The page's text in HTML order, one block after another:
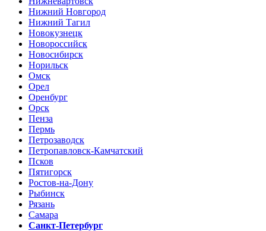
Нижний Новгород
Нижний Тагил
Новокузнецк
Новороссийск
Новосибирск
Норильск
Омск
Орел
Оренбург
Орск
Пенза
Пермь
Петрозаводск
Петропавловск-Камчатский
Псков
Пятигорск
Ростов-на-Дону
Рыбинск
Рязань
Самара
Санкт-Петербург